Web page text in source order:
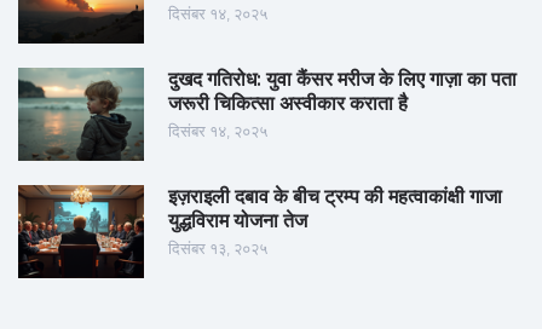
दिसंबर १४, २०२५
दुखद गतिरोध: युवा कैंसर मरीज के लिए गाज़ा का पता
जरूरी चिकित्सा अस्वीकार कराता है
दिसंबर १४, २०२५
इज़राइली दबाव के बीच ट्रम्प की महत्वाकांक्षी गाजा
युद्धविराम योजना तेज
दिसंबर १३, २०२५